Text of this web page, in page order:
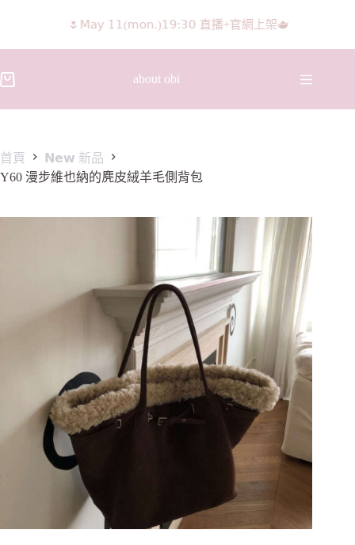
🌷𝖬𝖺𝗒 𝟣𝟣(𝗆𝗈𝗇.)𝟣𝟫:𝟥𝟢 直播+官網上架🫖
about obi
首頁
𝗡𝗲𝘄 新品
Y60 漫步維也納的麂皮絨羊毛側背包